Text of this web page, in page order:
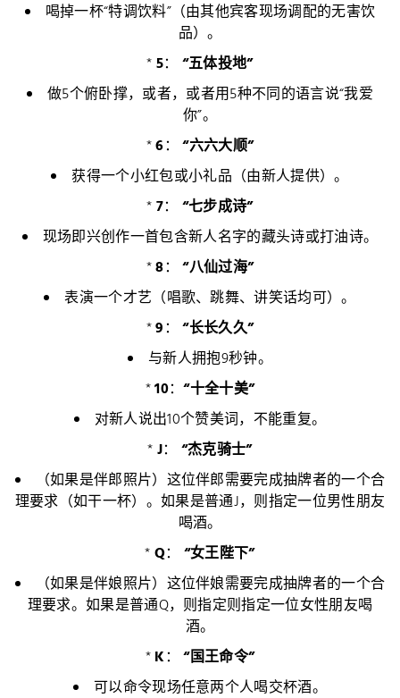
喝掉一杯“特调饮料”（由其他宾客现场调配的无害饮
品）。
*5： “五体投地”
做5个俯卧撑，或者，或者用5种不同的语言说“我爱
你”。
*6：“六六大顺”
获得一个小红包或小礼品（由新人提供）。
*7： “七步成诗”
现场即兴创作一首包含新人名字的藏头诗或打油诗。
*8：“八仙过海”
表演一个才艺（唱歌、跳舞、讲笑话均可）。
*9：“长长久久”
与新人拥抱9秒钟。
*10：“十全十美”
对新人说出10个赞美词，不能重复。
*J： “杰克骑士”
（如果是伴郎照片）这位伴郎需要完成抽牌者的一个合
理要求（如干一杯）。如果是普通J，则指定一位男性朋友
喝酒。
*Q： “女王陛下”
（如果是伴娘照片）这位伴娘需要完成抽牌者的一个合
理要求。如果是普通Q，则指定则指定一位女性朋友喝
酒。
*K：“国王命令”
可以命令现场任意两个人喝交杯酒。